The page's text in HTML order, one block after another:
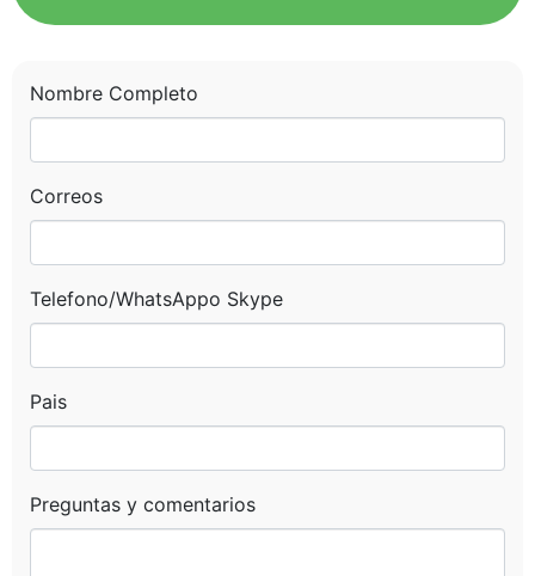
Nombre Completo
Correos
Telefono/WhatsAppo Skype
Pais
Preguntas y comentarios
brindarte la asistencia que necesitas para planear tu próximo
Nombre Completo
Pais o Nacionalidad